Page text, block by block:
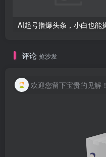
评论 抢沙发
欢迎您留下宝贵的见解！